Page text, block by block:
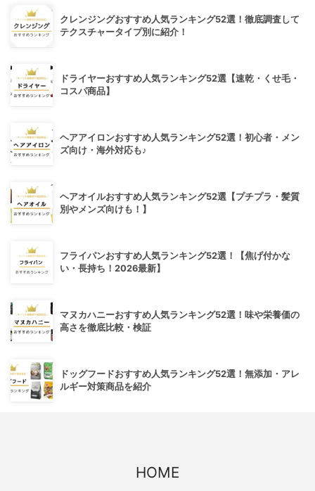
クレンジングおすすめ人気ランキング52選！徹底調査して
テクスチャータイプ別に紹介！
ドライヤーおすすめ人気ランキング52選【速乾・くせ毛・
コスパ商品】
ヘアアイロンおすすめ人気ランキング52選！初心者・メン
ズ向け・海外対応も♪
ヘアオイルおすすめ人気ランキング52選【プチプラ・髪質
別やメンズ向けも！】
フライパンおすすめ人気ランキング52選！【焦げ付かな
い・長持ち！2026最新】
マヌカハニーおすすめ人気ランキング52選！味や栄養価の
高さを徹底比較・検証
ドッグフードおすすめ人気ランキング52選！無添加・アレ
ルギー対策商品を紹介
HOME